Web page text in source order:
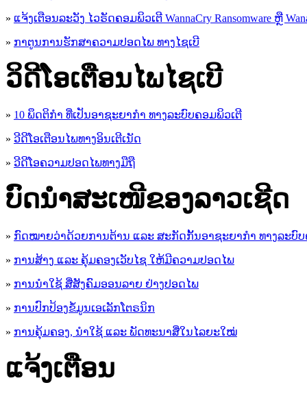
» ແຈ້ງເຕືອນລະວັງ ໄວຣັດຄອມພິວເຕີ WannaCry Ransomware ຫຼື
» ກາຕູນການຮັກສາຄວາມປອດໄພ ທາງໄຊເບີ
ວິດີໂອເຕືອນໄພໄຊເບີ
» 10 ພຶດຕິກໍາ ທີ່ເປັນອາຊະຍາກໍາ ທາງລະບົບຄອມພິວເຕີ
» ວີດີໂອເຕືອນໄພທາງອິນເຕີເນັດ
» ວ​ີ​ດີ​ໂອ​ຄວາມ​ປອດ​ໄພ​ທາງ​ມື​ຖື
ບົດນຳສະເໜີຂອງລາວເຊີດ
» ກົດໝາຍວ່າດ້ວຍການຕ້ານ ແລະ ສະກັດກັ້ນອາຊະຍາກຳ ທາງລະບົບ
» ການສ້າງ ແລະ ຄຸ້ມຄອງເວັບໄຊ ໃຫ້ມີຄວາມປອດໄພ
» ການນຳໃຊ້ ສື່ສັງຄົມອອນລາຍ ຢ່າງປອດໄພ
» ການ​ປົກ​ປ້ອງ​ຂໍ້​ມູນ​ເອ​ເລັກ​ໂຕ​ຣ​ນິກ
» ການຄຸ້ມຄອງ, ນໍາໃຊ້ ແລະ ພັດທະນາສື່ໃນໄລຍະໃໝ່
ແຈ້ງເຕືອນ